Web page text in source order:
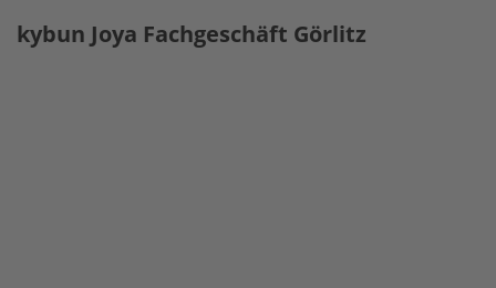
kybun Joya Fachgeschäft Görlitz